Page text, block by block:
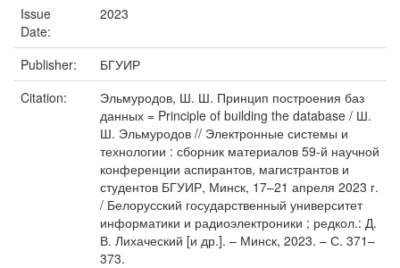
Issue
Date:
2023
Publisher:
БГУИР
Citation:
Эльмуродов, Ш. Ш. Принцип построения баз
данных = Principle of building the database / Ш.
Ш. Эльмуродов // Электронные системы и
технологии : сборник материалов 59-й научной
конференции аспирантов, магистрантов и
студентов БГУИР, Минск, 17–21 апреля 2023 г.
/ Белорусский государственный университет
информатики и радиоэлектроники ; редкол.: Д.
В. Лихаческий [и др.]. – Минск, 2023. – С. 371–
373.